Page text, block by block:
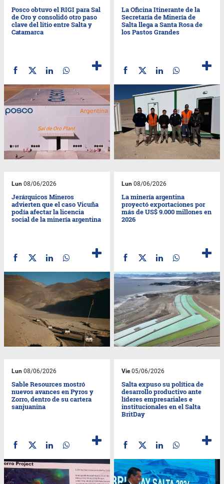
Posco obtuvo el RIGI para Sal
de Oro y consolidó otro paso
clave del litio entre Salta y
Catamarca
La Oficina Itinerante de la
Secretaría de Minería de
Salta llega a Santa Rosa de
los Pastos Grandes
Lun 08/06/2026
Jerárquicos Mineros
advierten que el caso Vicuña
podía afectar la licencia
social de la minería argentina
Lun 08/06/2026
La minería argentina
proyectó exportaciones por
más de US$ 9.000 millones en
2026
Lun 08/06/2026
Sable Resources mostró
nuevos avances en Pyros y
Zorro, dentro de su cartera
sanjuanina
Vie05/06/2026
Salta expuso su política de
desarrollo productivo ante
líderes empresariales e
institucionales en el Salta
BritDay